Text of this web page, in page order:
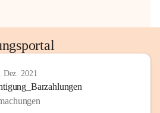
Dez. 2021